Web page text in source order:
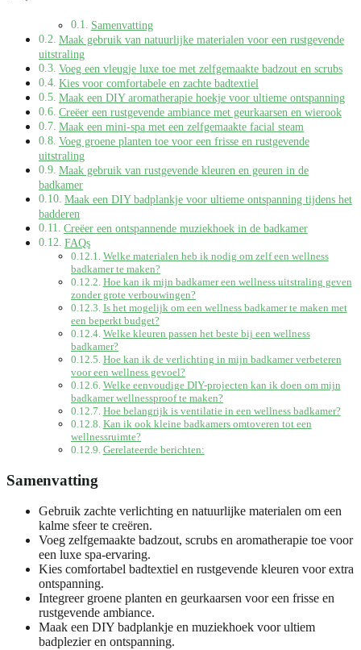
Samenvatting
Maak gebruik van natuurlijke materialen voor een rustgevende
uitstraling
Voeg een vleugje luxe toe met zelfgemaakte badzout en scrubs
Kies voor comfortabele en zachte badtextiel
Maak een DIY aromatherapie hoekje voor ultieme ontspanning
Creëer een rustgevende ambiance met geurkaarsen en wierook
Maak een mini-spa met een zelfgemaakte facial steam
Voeg groene planten toe voor een frisse en rustgevende
uitstraling
Maak gebruik van rustgevende kleuren en geuren in de
badkamer
Maak een DIY badplankje voor ultieme ontspanning tijdens het
badderen
Creëer een ontspannende muziekhoek in de badkamer
FAQs
Welke materialen heb ik nodig om zelf een wellness
badkamer te maken?
Hoe kan ik mijn badkamer een wellness uitstraling geven
zonder grote verbouwingen?
Is het mogelijk om een wellness badkamer te maken met
een beperkt budget?
Welke kleuren passen het beste bij een wellness
badkamer?
Hoe kan ik de verlichting in mijn badkamer verbeteren
voor een wellness gevoel?
Welke eenvoudige DIY-projecten kan ik doen om mijn
badkamer wellnessproof te maken?
Hoe belangrijk is ventilatie in een wellness badkamer?
Kan ik ook kleine badkamers omtoveren tot een
wellnessruimte?
Gerelateerde berichten:
Samenvatting
Gebruik zachte verlichting en natuurlijke materialen om een
kalme sfeer te creëren.
Voeg zelfgemaakte badzout, scrubs en aromatherapie toe voor
een luxe spa-ervaring.
Kies comfortabel badtextiel en rustgevende kleuren voor extra
ontspanning.
Integreer groene planten en geurkaarsen voor een frisse en
rustgevende ambiance.
Maak een DIY badplankje en muziekhoek voor ultiem
badplezier en ontspanning.